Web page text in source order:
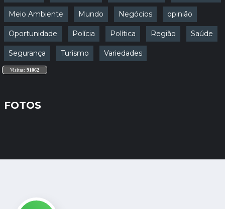
Meio Ambiente Mundo Negócios opinião
Oportunidade Polícia Política Região Saúde
Segurança Turismo Variedades
Visitas: 91062
FOTOS